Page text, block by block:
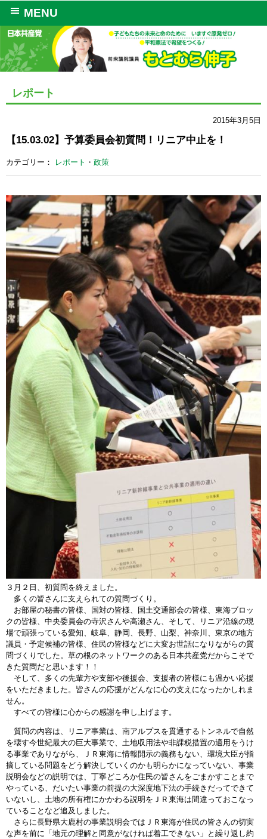
MENU
レポート
2015年3月5日
【15.03.02】予算委員会初質問！リニア中止を！
カテゴリー： レポート ・ 政策
３月２日、初質問を終えました。
多くの皆さんに支えられての質問づくり。
お部屋の秘書の皆様、国対の皆様、国土交通部会の皆様、東海ブロッ
クの皆様、中央委員会の寺沢さんや高瀬さん、そして、リニア沿線の現
場で頑張っている愛知、岐阜、静岡、長野、山梨、神奈川、東京の地方
議員・予定候補の皆様、住民の皆様などに大変お世話になりながらの質
問づくりでした。草の根のネットワークのある日本共産党だからこそで
きた質問だと思います！！
そして、多くの先輩方や支部や後援会、支援者の皆様にも温かい応援
をいただきました。皆さんの応援がどんなに心の支えになったかしれま
せん。
すべての皆様に心からの感謝を申し上げます。
質問の内容は、リニア事業は、南アルプスを貫通するトンネルで自然
を壊す今世紀最大の巨大事業で、土地収用法や非課税措置の適用をうけ
る事業でありながら、ＪＲ東海に情報開示の義務もない、環境大臣が指
摘している問題をどう解決していくのかも明らかになっていない、事業
説明会などの説明では、丁寧どころか住民の皆さんをごまかすことまで
やっている、だいたい事業の前提の大深度地下法の手続きだってできて
いないし、土地の所有権にかかわる説明をＪＲ東海は間違っておこなっ
ていることなど追及しました。
さらに長野県大鹿村の事業説明会ではＪＲ東海が住民の皆さんの切実
な声を前に「地元の理解と同意がなければ着工できない」と繰り返し約